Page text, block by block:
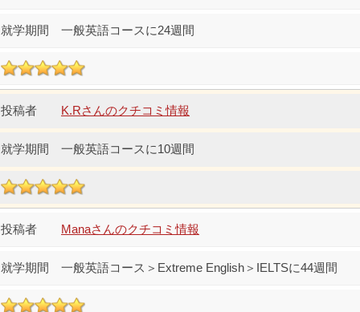
一般英語コースに24週間
K.Rさんのクチコミ情報
一般英語コースに10週間
Manaさんのクチコミ情報
一般英語コース＞Extreme English＞IELTSに44週間